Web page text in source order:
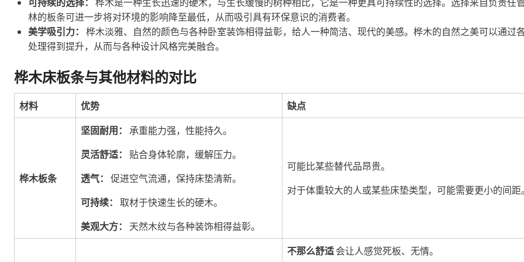
林的板条可进一步将对环境的影响降至最低，从而吸引具有环保意识的消费者。
美学吸引力：
桦木淡雅、自然的颜色与各种卧室装饰相得益彰，给人一种简洁、现代的美感。桦木的自然之美可以通过
处理得到提升，从而与各种设计风格完美融合。
桦木床板条与其他材料的对比
材料 优势 缺点
桦木板条
坚固耐用：
承重能力强，性能持久。
灵活舒适：
贴合身体轮廓，缓解压力。
透气：
促进空气流通，保持床垫清新。
可持续：
取材于快速生长的硬木。
美观大方：
天然木纹与各种装饰相得益彰。
可能比某些替代品昂贵。
对于体重较大的人或某些床垫类型，可能需要更小的间距。
不那么舒适会让人感觉死板、无情。